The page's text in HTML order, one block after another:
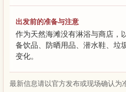
出发前的准备与注意
作为天然海滩没有淋浴与商店，
备饮品、防晒用品、潜水鞋、垃
变化。
最新信息请以官方发布或现场确认为